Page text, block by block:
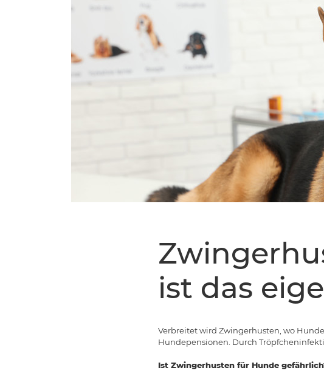
ist das
Verbreitet wird Zwingerhusten, wo
Hundepensionen. Durch
Ist Zwingerhusten für Hunde